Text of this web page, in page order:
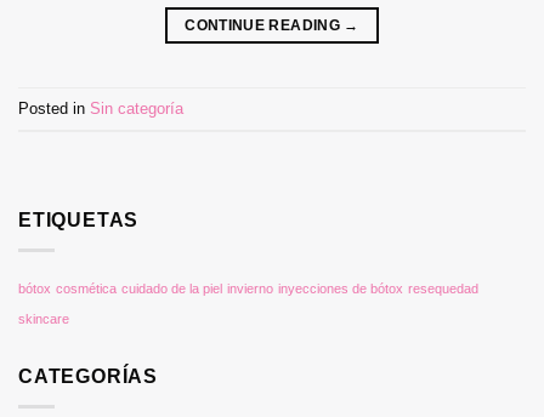
CONTINUE READING →
Posted in Sin categoría
ETIQUETAS
bótox cosmética cuidado de la piel invierno inyecciones de bótox resequedad
skincare
CATEGORÍAS